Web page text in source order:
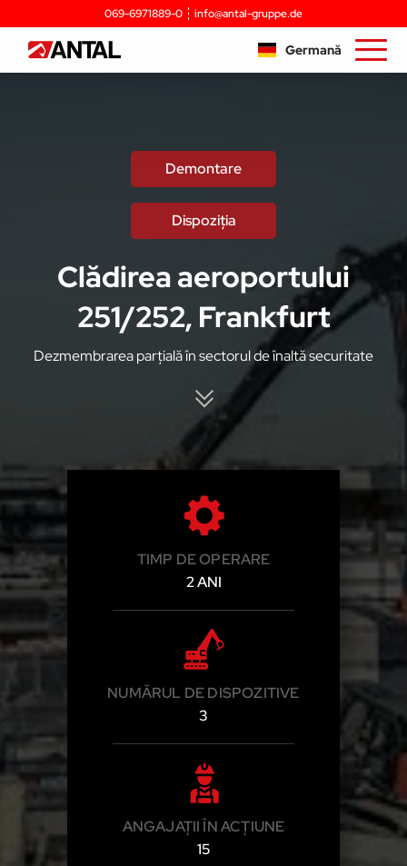
069-6971889-0 info@antal-gruppe.de
Germană
Demontare
Dispoziţia
Clădirea aeroportului
251/252, Frankfurt
Dezmembrarea parțială în sectorul de înaltă securitate
TIMP DE OPERARE
2 ANI
NUMĂRUL DE DISPOZITIVE
3
ANGAJAȚII ÎN ACȚIUNE
15